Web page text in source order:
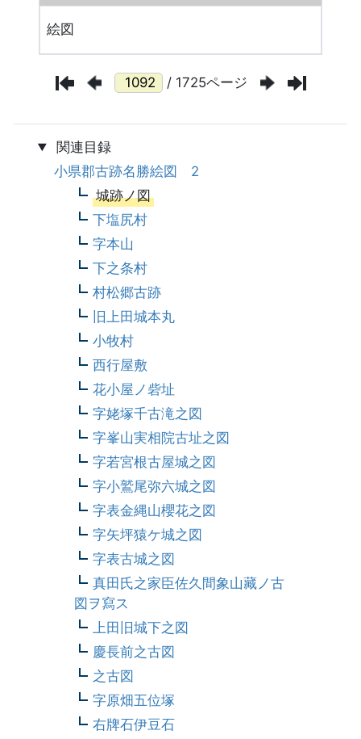
絵図
/ 1725ページ
関連目録
小県郡古跡名勝絵図 2
城跡ノ図
下塩尻村
字本山
下之条村
村松郷古跡
旧上田城本丸
小牧村
西行屋敷
花小屋ノ砦址
字姥塚千古滝之図
字峯山実相院古址之図
字若宮根古屋城之図
字小鷲尾弥六城之図
字表金縄山櫻花之図
字矢坪猿ケ城之図
字表古城之図
真田氏之家臣佐久間象山藏ノ古
図ヲ寫ス
上田旧城下之図
慶長前之古図
之古図
字原畑五位塚
右牌石伊豆石